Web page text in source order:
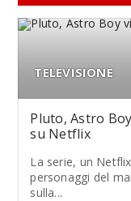
TELEVISIONE
Pluto, Astro
su Netflix
La serie, un
personaggi del
sulla...